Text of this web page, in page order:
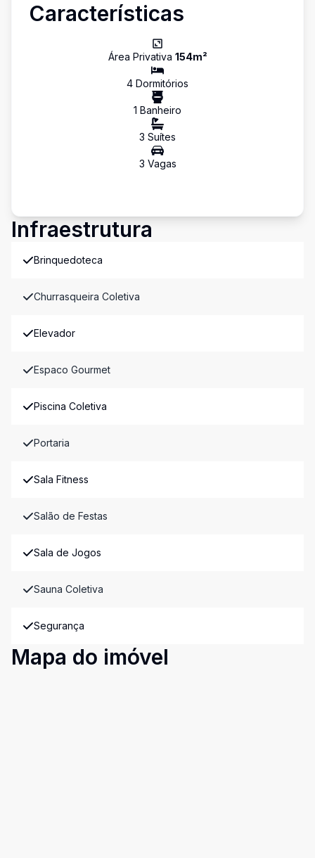
Características
Área Privativa 154m²
4 Dormitórios
1 Banheiro
3 Suítes
3 Vagas
Infraestrutura
Brinquedoteca
Churrasqueira Coletiva
Elevador
Espaco Gourmet
Piscina Coletiva
Portaria
Sala Fitness
Salão de Festas
Sala de Jogos
Sauna Coletiva
Segurança
Mapa do imóvel